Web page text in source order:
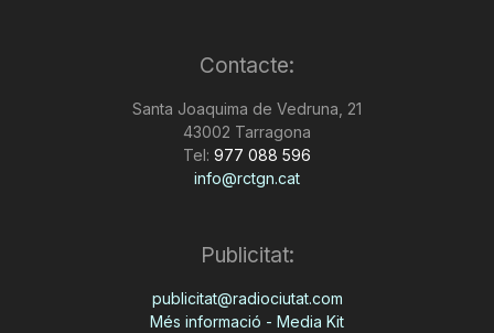
Contacte:
Santa Joaquima de Vedruna, 21
43002 Tarragona
Tel: 977 088 596
info@rctgn.cat
Publicitat:
publicitat@radiociutat.com
Més informació - Media Kit